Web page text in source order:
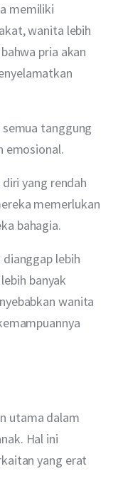
memiliki
wanita lebih
pria akan
tanggung
emosional.
yang rendah
memerlukan
bahagia.
lebih
banyak
wanita
utama dalam
Hal ini
yang erat